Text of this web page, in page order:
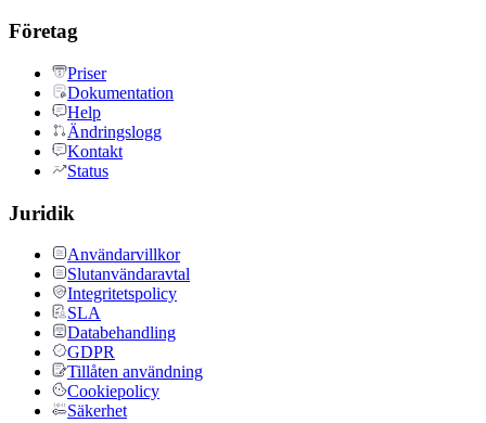
Företag
Priser
Dokumentation
Help
Ändringslogg
Kontakt
Status
Juridik
Användarvillkor
Slutanvändaravtal
Integritetspolicy
SLA
Databehandling
GDPR
Tillåten användning
Cookiepolicy
Säkerhet